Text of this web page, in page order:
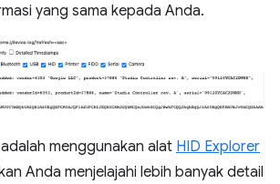
yang sama kepada Anda.
menggunakan alat HID Explorer
Anda menjelajahi lebih banyak detail